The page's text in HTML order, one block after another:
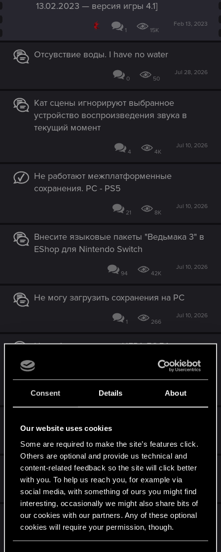
Consent Details About
Our website uses cookies
Some are required to make the site’s features click.
Others are optional and provide us technical and
content-related feedback so the site will click better
with you. To help us reach you, for example via
social media, with something of ours you might find
interesting, occasionally we might also share bits of
our cookies with our partners. Any of these optional
cookies will require your permission, though.
13.02.2023 — версия игры 4.1]
1 15K
Feb 13, 2023
Отсувствие воды. I have no water
0 50
Jul 28, 2026
Кат сцены игнорируют выбранное
устройство воспроизведения звука в
текущий момент
4 4K
Jul 10, 2026
Не работают межплатформенные
сохранения. PC - PS5
21 8K
Jul 10, 2026
Внесите языковые пакеты "Ведьмака 3" в
EShop для Nintendo Switch
94 42K
Jul 10, 2026
Не могу загрузить сохранения на PC
1 266
Jul 10, 2026
Не работает издание ИГРА ГОДА, хотя
была куплена, и играл в неё+есть
достижения в Steam за DLC
1 119
Steam | Ведьмак 2 | Зависание игры
3 403
Опечатка локализации на странице в
Steam